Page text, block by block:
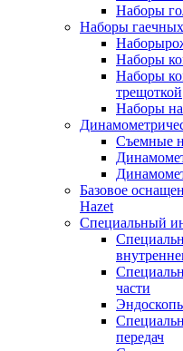
Наборы
Наборы
Наборы
Наборы
трещоткой
Наборы
Съемные
Базовое
Hazet
Специальный
части
передач